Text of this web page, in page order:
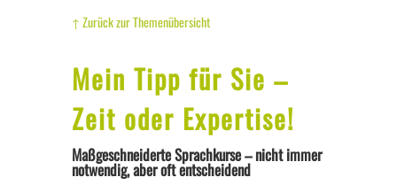
↑ Zurück zur Themenübersicht
Mein Tipp für Sie –
Zeit oder Expertise!
Maßgeschneiderte Sprachkurse – nicht immer
notwendig, aber oft entscheidend